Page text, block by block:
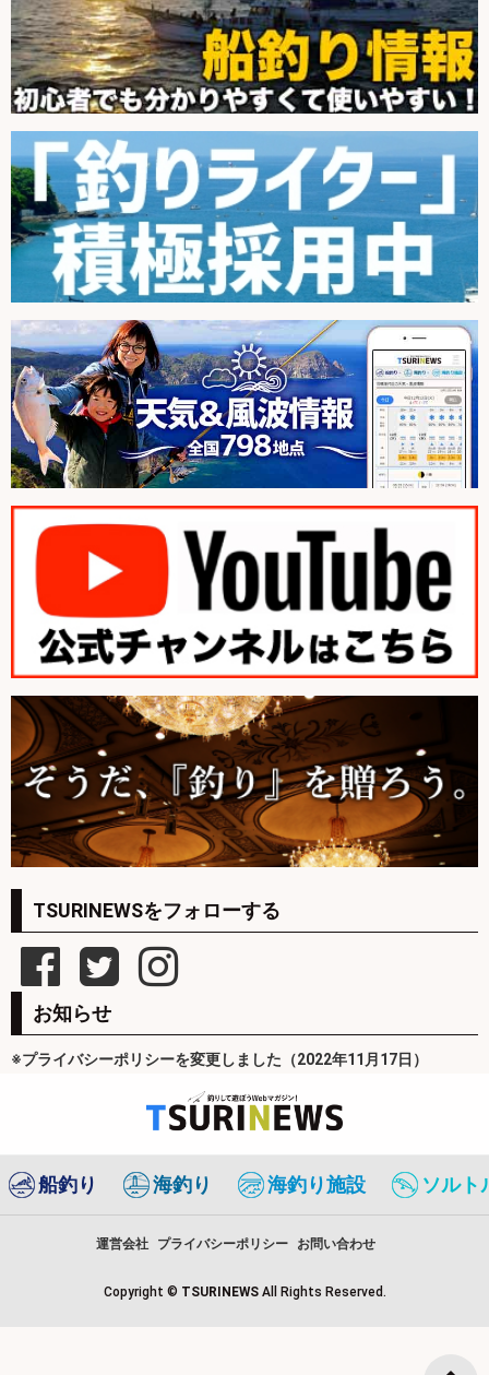
TSURINEWSをフォローする
お知らせ
※プライバシーポリシーを変更しました（2022年11月17日）
船釣り 海釣り 海釣り施設 ソルト
運営会社 プライバシーポリシー お問い合わせ
Copyright © TSURINEWS All Rights Reserved.